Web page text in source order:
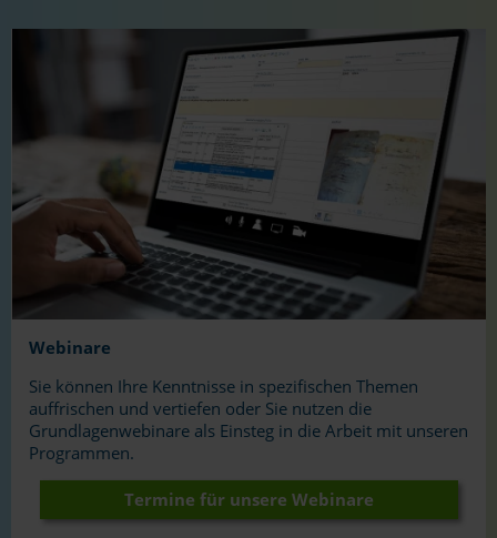
Webinare
Sie können Ihre Kenntnisse in spezifischen Themen
auffrischen und vertiefen oder Sie nutzen die
Grundlagenwebinare als Einsteg in die Arbeit mit unseren
Programmen.
Termine für unsere Webinare